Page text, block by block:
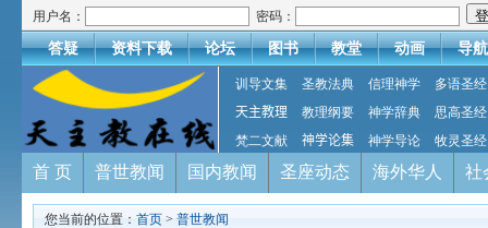
用户名： 密码：
答疑 资料下载 论坛 图书 教堂 动画 导航
训导文集 圣教法典 信理神学
多语圣经
天主教理
教理纲要 神学辞典
思高圣经
梵二文献
神学论集 神学导论 牧灵圣经
首 页 普世教闻 国内教闻 圣座动态 海外华人 社
您当前的位置： 首页 > 普世教闻